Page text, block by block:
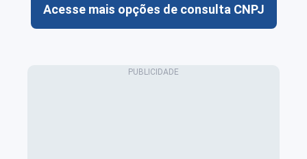
Acesse mais opções de consulta CNPJ